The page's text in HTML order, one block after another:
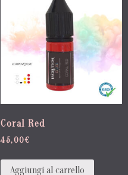
Coral Red
45,00€
Aggiungi al carrello